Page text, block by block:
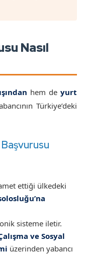
Nasıl
hem de yurt
Türkiye’deki
Başvurusu
ettiği ülkedeki
sisteme iletir.
ve Sosyal
üzerinden yabancı